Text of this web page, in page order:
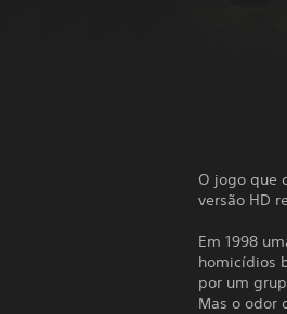
O jogo que
versão HD
Em 1998
homicídios
por um
Mas o odor